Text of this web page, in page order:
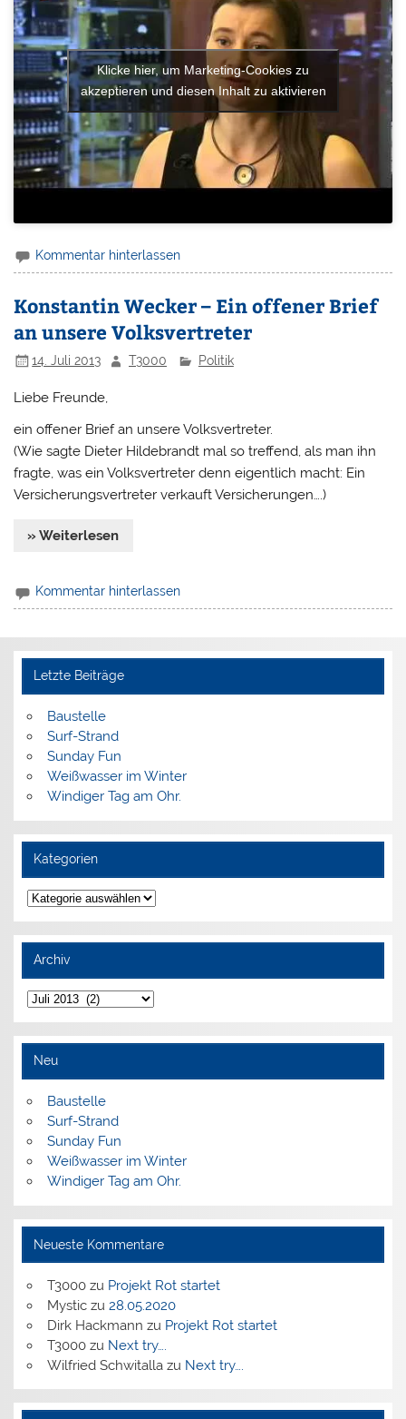
Klicke hier, um Marketing-Cookies zu
akzeptieren und diesen Inhalt zu aktivieren
Kommentar hinterlassen
Konstantin Wecker – Ein offener Brief
an unsere Volksvertreter
14. Juli 2013 T3000 Politik
Liebe Freunde,
ein offener Brief an unsere Volksvertreter.
(Wie sagte Dieter Hildebrandt mal so treffend, als man ihn
fragte, was ein Volksvertreter denn eigentlich macht: Ein
Versicherungsvertreter verkauft Versicherungen….)
» Weiterlesen
Kommentar hinterlassen
Letzte Beiträge
Baustelle
Surf-Strand
Sunday Fun
Weißwasser im Winter
Windiger Tag am Ohr.
Kategorien
Kategorien
Archiv
Archiv
Neu
Baustelle
Surf-Strand
Sunday Fun
Weißwasser im Winter
Windiger Tag am Ohr.
Neueste Kommentare
T3000zu Projekt Rot startet
Mysticzu 28.05.2020
Dirk Hackmann zu Projekt Rot startet
T3000zu Next try….
Wilfried Schwitalla zu Next try….